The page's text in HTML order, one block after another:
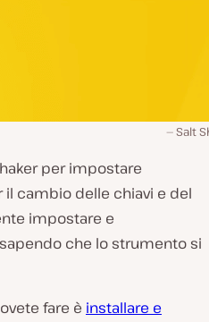
Salt
per impostare
cambio delle chiavi e del
impostare e
che lo strumento si
fare è installare e